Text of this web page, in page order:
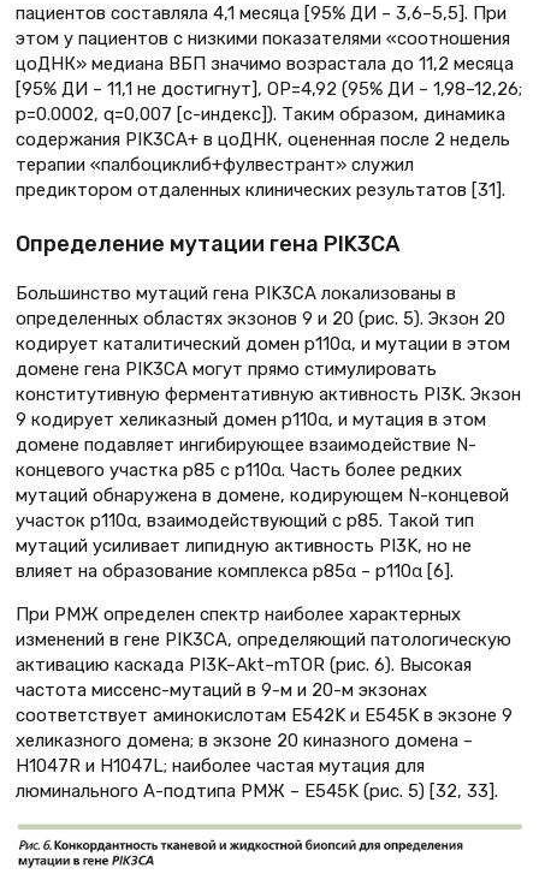
пациентов составляла 4,1 месяца [95% ДИ – 3,6–5,5]. При
этом у пациентов с низкими показателями «соотношения
цоДНК» медиана ВБП значимо возрастала до 11,2 месяца
[95% ДИ – 11,1 не достигнут], ОР=4,92 (95% ДИ – 1,98–12,26;
р=0.0002, q=0,007 [с-индекс]). Таким образом, динамика
содержания PIK3CA+ в цоДНК, оцененная после 2 недель
терапии «палбоциклиб+фулвестрант» служил
предиктором отдаленных клинических результатов [31].
Определение мутации гена PIK3CA
Большинство мутаций гена PIK3CA локализованы в
определенных областях экзонов 9 и 20 (рис. 5). Экзон 20
кодирует каталитический домен р110α, и мутации в этом
домене гена PIK3CA могут прямо стимулировать
конститутивную ферментативную активность PI3K. Экзон
9 кодирует хеликазный домен р110α, и мутация в этом
домене подавляет ингибирующее взаимодействие N-
концевого участка р85 с р110α. Часть более редких
мутаций обнаружена в домене, кодирующем N-концевой
участок р110α, взаимодействующий с р85. Такой тип
мутаций усиливает липидную активность PI3K, но не
влияет на образование комплекса р85α – р110α [6].
При РМЖ определен спектр наиболее характерных
изменений в гене PIK3CA, определяющий патологическую
активацию каскада PI3K–Akt–mTOR (рис. 6). Высокая
частота миссенс-мутаций в 9-м и 20-м экзонах
соответствует аминокислотам E542K и E545K в экзоне 9
хеликазного домена; в экзоне 20 киназного домена –
H1047R и H1047L; наиболее частая мутация для
люминального А-подтипа РМЖ – E545K (рис. 5) [32, 33].